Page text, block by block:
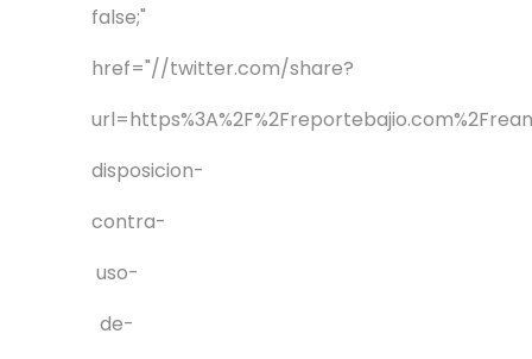
false;"
href="//twitter.com/share?
disposicion-
contra-
uso-
de-